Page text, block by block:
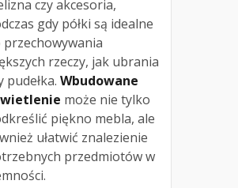
czy akcesoria,
gdy półki są idealne
przechowywania
rzeczy, jak ubrania
pudełka. Wbudowane
może nie tylko
piękno mebla, ale
ułatwić znalezienie
przedmiotów w